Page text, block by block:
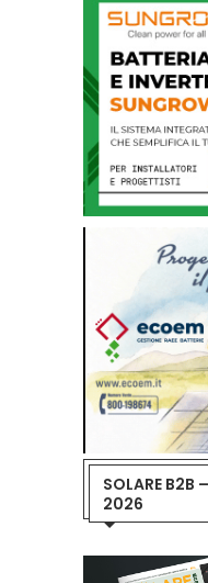
SOLARE B2B
2026